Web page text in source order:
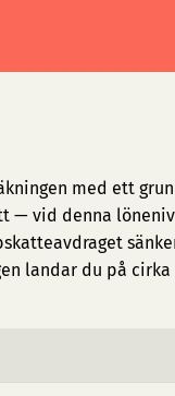
med ett
— vid denna
landar du på cirka